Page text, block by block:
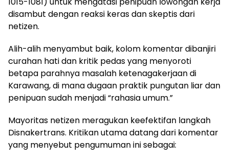
disambut dengan reaksi keras dan skeptis dari
netizen.
Alih-alih menyambut baik, kolom komentar dibanjiri
curahan hati dan kritik pedas yang menyoroti
betapa parahnya masalah ketenagakerjaan di
Karawang, di mana dugaan praktik pungutan liar dan
penipuan sudah menjadi “rahasia umum.”
Mayoritas netizen meragukan keefektifan langkah
Disnakertrans. Kritikan utama datang dari komentar
yang menyebut pengumuman ini sebagai: